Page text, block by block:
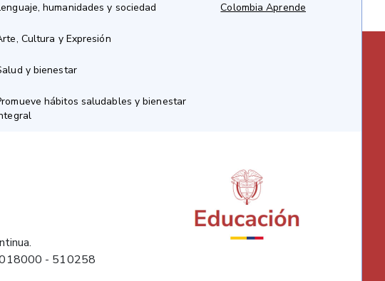
humanidades y sociedad
Cultura y Expresión
y bienestar
hábitos saludables y bienestar
Colombia Aprende
- 510258